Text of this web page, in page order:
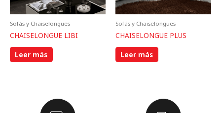
Sofás y Chaiselongues
CHAISELONGUE LIBI
Leer más
Sofás y Chaiselongues
CHAISELONGUE PLUS
Leer más